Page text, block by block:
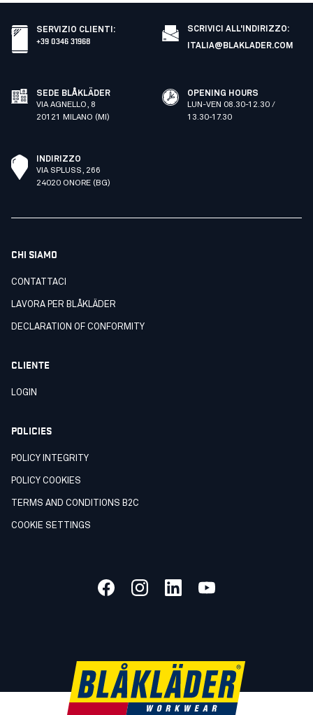
SERVIZIO CLIENTI :
+39 0346 31968
SCRIVICI ALL'INDIRIZZO:
ITALIA@BLAKLADER.COM
SEDE BLÅKLÄDER
VIA AGNELLO, 8
20121 MILANO (MI)
OPENING HOURS
LUN-VEN 08.30-12.30 /
13.30-17.30
INDIRIZZO
VIA SPLUSS, 266
24020 ONORE (BG)
CHI SIAMO
CONTATTACI
LAVORA PER BLÅKLÄDER
DECLARATION OF CONFORMITY
CLIENTE
LOGIN
POLICIES
POLICY INTEGRITY
POLICY COOKIES
TERMS AND CONDITIONS B2C
COOKIE SETTINGS